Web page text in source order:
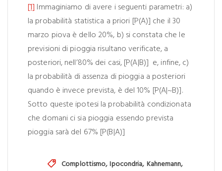
[1]Immaginiamo di avere i seguenti parametri: a)
la probabilità statistica a priori [P(A)] che il 30
marzo piova è dello 20%, b) si constata che le
previsioni di pioggia risultano verificate, a
posteriori, nell’80% dei casi, [P(A|B)] e, infine, c)
la probabilità di assenza di pioggia a posteriori
quando è invece prevista, è del 10% [P(A|~B)].
Sotto queste ipotesi la probabilità condizionata
che domani ci sia pioggia essendo prevista
pioggia sarà del 67% [P(B|A)]
Complottismo,Ipocondria, Kahnemann,